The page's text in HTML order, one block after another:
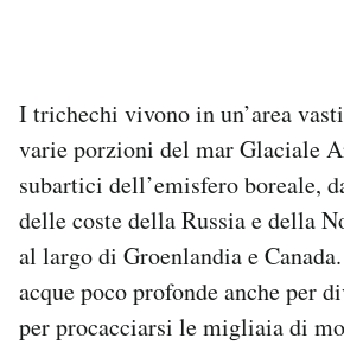
I trichechi vivono in un’area
varie porzioni del mar Glaciale
subartici dell’emisfero boreale,
delle coste della Russia e della
al largo di Groenlandia e
acque poco profonde anche per
per procacciarsi le migliaia di